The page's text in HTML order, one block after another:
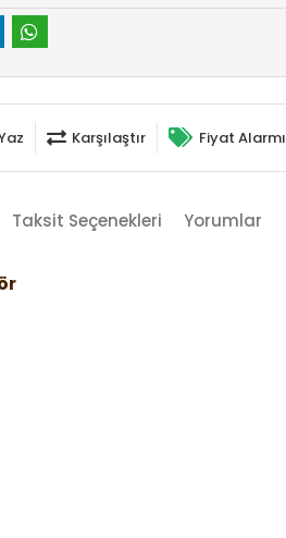
Karşılaştır Fiyat Alarmı
Taksit Seçenekleri Yorumlar